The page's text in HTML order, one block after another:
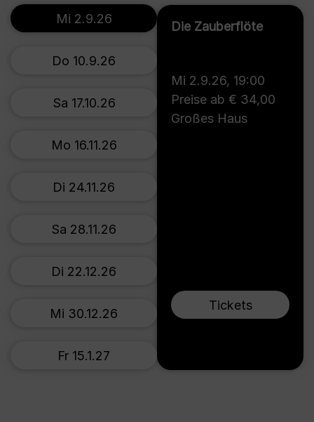
Die Zauberflöte
Mi 2.9.26, 19:00
Preise ab € 34,00
Großes Haus
Tickets
Mi 2.9.26
Do 10.9.26
Sa 17.10.26
Mo 16.11.26
Di 24.11.26
Sa 28.11.26
Di 22.12.26
Mi 30.12.26
Fr 15.1.27